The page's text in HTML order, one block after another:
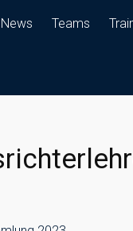
News Teams